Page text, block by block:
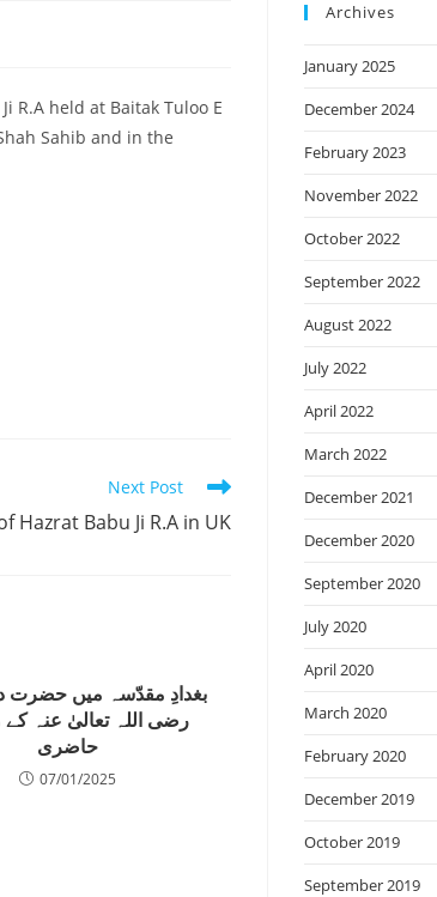
R.A held at Baitak Tuloo E
Sahib and in the
Next Post
Hazrat Babu Ji R.A in UK
بغدادِ مقدّسہ میں حضرت
رضی اللہ تعالیٰ عنہ کے
حاضری
07/01/2025
Archives
January 2025
December 2024
February 2023
November 2022
October 2022
September 2022
August 2022
July 2022
April 2022
March 2022
December 2021
December 2020
September 2020
July 2020
April 2020
March 2020
February 2020
December 2019
October 2019
September 2019